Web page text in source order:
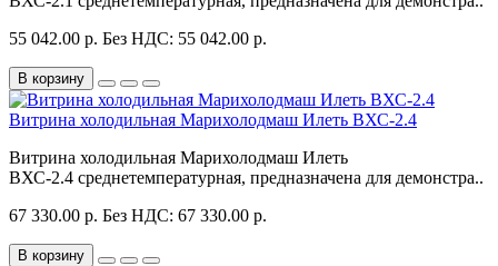
55 042.00 р. Без НДС: 55 042.00 р.
В корзину
Витрина холодильная Марихолодмаш Илеть ВХС-2.4
Витрина холодильная Марихолодмаш Илеть
ВХС-2.4 среднетемпературная, предназначена для демонстра..
67 330.00 р. Без НДС: 67 330.00 р.
В корзину